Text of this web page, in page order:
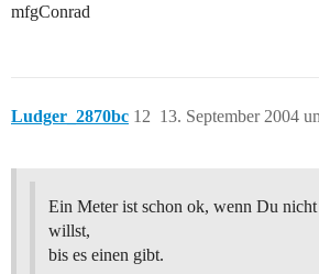
mfgConrad
Ludger_2870bc 13. September 2004
12
Ein Meter ist schon ok, wenn Du nicht
willst,
bis es einen gibt.